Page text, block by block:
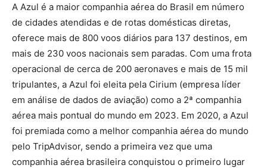
A Azul é a maior companhia aérea do Brasil em número
de cidades atendidas e de rotas domésticas diretas,
oferece mais de 800 voos diários para 137 destinos, em
mais de 230 voos nacionais sem paradas. Com uma frota
operacional de cerca de 200 aeronaves e mais de 15 mil
tripulantes, a Azul foi eleita pela Cirium (empresa líder
em análise de dados de aviação) como a 2ª companhia
aérea mais pontual do mundo em 2023. Em 2020, a Azul
foi premiada como a melhor companhia aérea do mundo
pelo TripAdvisor, sendo a primeira vez que uma
companhia aérea brasileira conquistou o primeiro lugar